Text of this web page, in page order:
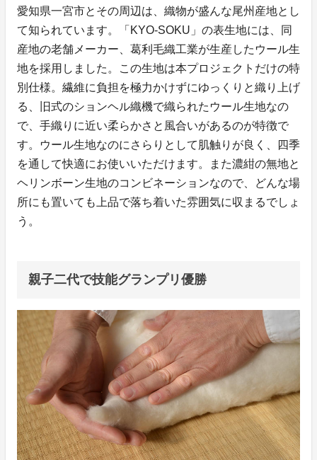
愛知県一宮市とその周辺は、織物が盛んな尾州産地とし
て知られています。「KYO-SOKU」の表生地には、同
産地の老舗メーカー、葛利毛織工業が生産したウール生
地を採用しました。この生地は本プロジェクトだけの特
別仕様。繊維に負担を極力かけずにゆっくりと織り上げ
る、旧式のションヘル織機で織られたウール生地なの
で、手織りに近い柔らかさと風合いがあるのが特徴で
す。ウール生地なのにさらりとして肌触りが良く、四季
を通して快適にお使いいただけます。また濃紺の無地と
ヘリンボーン生地のコンビネーションなので、どんな場
所にも置いても上品で落ち着いた雰囲気に収まるでしょ
う。
親子二代で技能グランプリ優勝